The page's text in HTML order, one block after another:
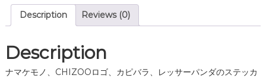
ッ
カ
ー
Description Reviews (0)
Description
ナマケモノ、CHIZOOロゴ、カピバラ、レッサーパンダのステッカ